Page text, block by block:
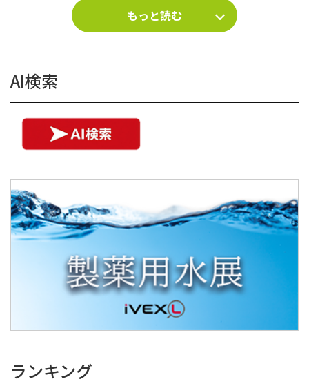
もっと読む
AI検索
ランキング